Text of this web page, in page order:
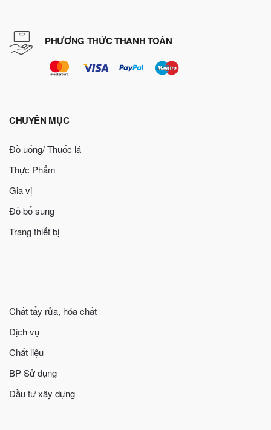
PHƯƠNG THỨC THANH TOÁN
CHUYÊN MỤC
Đồ uống/ Thuốc lá
Thực Phẩm
Gia vị
Đồ bổ sung
Trang thiết bị
Chất tẩy rửa, hóa chất
Dịch vụ
Chất liệu
BP Sử dụng
Đầu tư xây dựng